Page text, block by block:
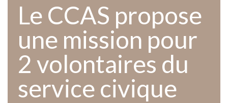
Le CCAS propose
une mission pour
2 volontaires du
service civique